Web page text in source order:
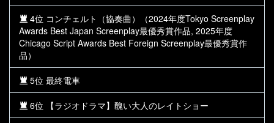
4位 コンチェルト（協奏曲）（2024年度Tokyo Screenplay
Awards Best Japan Screenplay最優秀賞作品, 2025年度
Chicago Script Awards Best Foreign Screenplay最優秀賞作
品）
5位 最終電車
6位 【ラジオドラマ】醜い大人のレイトショー